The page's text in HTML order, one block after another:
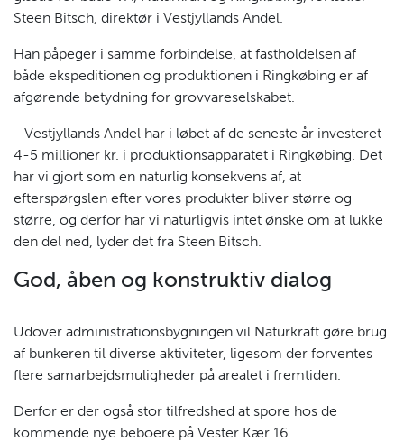
Steen Bitsch, direktør i Vestjyllands Andel.
Han påpeger i samme forbindelse, at fastholdelsen af
både ekspeditionen og produktionen i Ringkøbing er af
afgørende betydning for grovvareselskabet.
- Vestjyllands Andel har i løbet af de seneste år investeret
4-5 millioner kr. i produktionsapparatet i Ringkøbing. Det
har vi gjort som en naturlig konsekvens af, at
efterspørgslen efter vores produkter bliver større og
større, og derfor har vi naturligvis intet ønske om at lukke
den del ned, lyder det fra Steen Bitsch.
God, åben og konstruktiv dialog
Udover administrationsbygningen vil Naturkraft gøre brug
af bunkeren til diverse aktiviteter, ligesom der forventes
flere samarbejdsmuligheder på arealet i fremtiden.
Derfor er der også stor tilfredshed at spore hos de
kommende nye beboere på Vester Kær 16.